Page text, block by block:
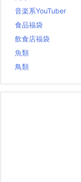
音楽系YouTuber
食品福袋
飲食店福袋
魚類
鳥類